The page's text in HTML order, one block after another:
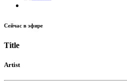
Сейчас в эфире
Title
Artist